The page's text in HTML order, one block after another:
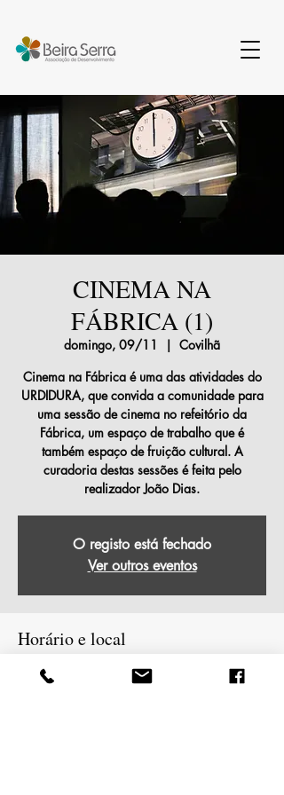
CINEMA NA
FÁBRICA (1)
domingo, 09/11
  |
Covilhã
Cinema na Fábrica é uma das atividades do
URDIDURA, que convida a comunidade para
uma sessão de cinema no refeitório da
Fábrica, um espaço de trabalho que é
também espaço de fruição cultural. A
curadoria destas sessões é feita pelo
realizador João Dias.
O registo está fechado
Ver outros eventos
Horário e local
09/11/2025, 15:00 – 17:00
Covilhã, EM 507 - Quinta das Mineiras,